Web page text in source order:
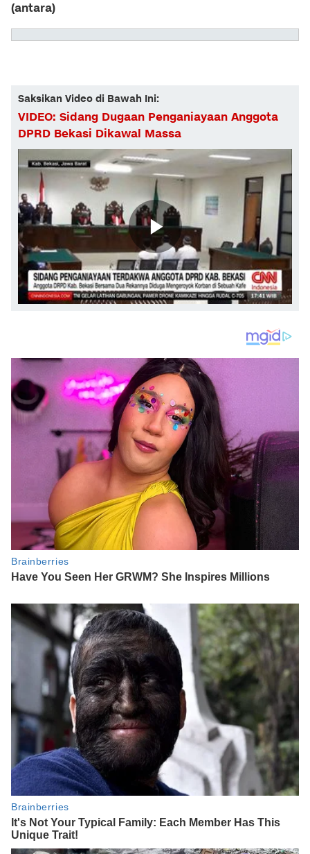
(antara)
Saksikan Video di Bawah Ini:
VIDEO: Sidang Dugaan Penganiayaan Anggota
DPRD Bekasi Dikawal Massa